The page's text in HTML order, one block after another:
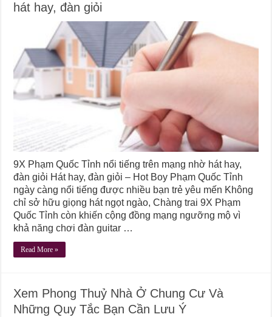
hát hay, đàn giỏi
9X Phạm Quốc Tỉnh nổi tiếng trên mạng nhờ hát hay,
đàn giỏi Hát hay, đàn giỏi – Hot Boy Phạm Quốc Tỉnh
ngày càng nổi tiếng được nhiều bạn trẻ yêu mến Không
chỉ sở hữu giọng hát ngọt ngào, Chàng trai 9X Phạm
Quốc Tỉnh còn khiến cộng đồng mạng ngưỡng mộ vì
khả năng chơi đàn guitar …
Read More »
Xem Phong Thuỷ Nhà Ở Chung Cư Và
Những Quy Tắc Bạn Cần Lưu Ý